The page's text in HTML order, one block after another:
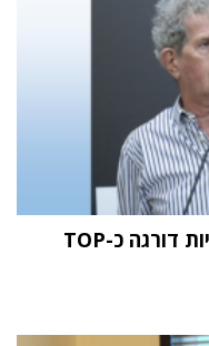
מחקר STKI השנתי: וואן טכנולוגיות דורגה כ-TOP